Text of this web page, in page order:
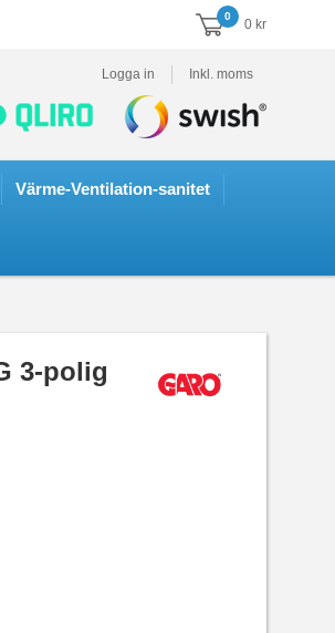
0
0 kr
Logga in Inkl. moms
Värme-Ventilation-sanitet
3-polig